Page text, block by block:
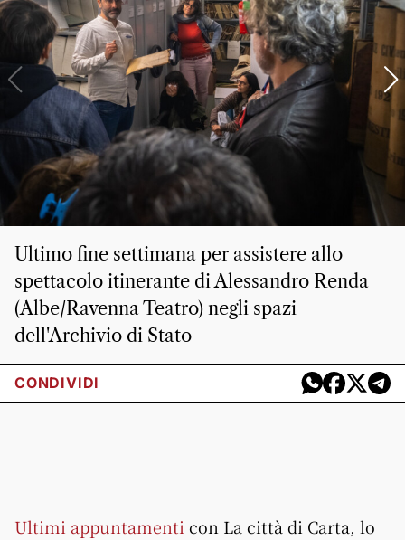
Ultimo fine settimana per assistere allo
spettacolo itinerante di Alessandro Renda
(Albe/Ravenna Teatro) negli spazi
dell'Archivio di Stato
CONDIVIDI
Ultimi appuntamenti con La città di Carta, lo